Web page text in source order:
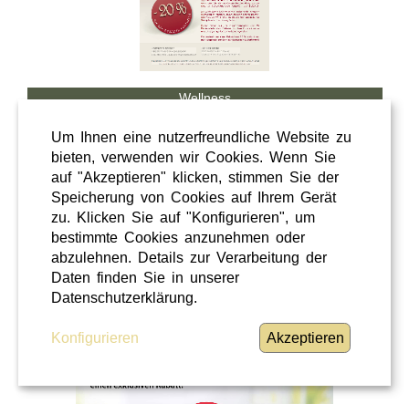
Wellness
Steiermark
28 / 02 / 2026
Hörcafe
Hörcafe
Um Ihnen eine nutzerfreundliche Website zu
bieten, verwenden wir Cookies. Wenn Sie
auf "Akzeptieren" klicken, stimmen Sie der
Speicherung von Cookies auf Ihrem Gerät
zu. Klicken Sie auf "Konfigurieren", um
bestimmte Cookies anzunehmen oder
abzulehnen. Details zur Verarbeitung der
Daten finden Sie in unserer
Datenschutzerklärung.
Konfigurieren Akzeptieren